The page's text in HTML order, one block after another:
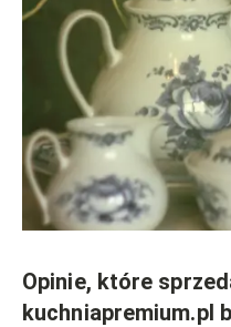
Opinie, które
kuchniapremium.pl